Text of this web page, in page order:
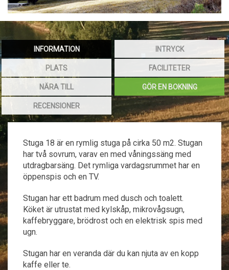
INFORMATION INTRYCK
PLATS FACILITETER
NÄRA TILL GÖR EN BOKNING
RECENSIONER
Stuga 18 är en rymlig stuga på cirka 50 m2. Stugan
har två sovrum, varav en med våningssäng med
utdragbarsäng. Det rymliga vardagsrummet har en
öppenspis och en TV.
Stugan har ett badrum med dusch och toalett.
Köket är utrustat med kylskåp, mikrovågsugn,
kaffebryggare, brödrost och en elektrisk spis med
ugn.
Stugan har en veranda där du kan njuta av en kopp
kaffe eller te.